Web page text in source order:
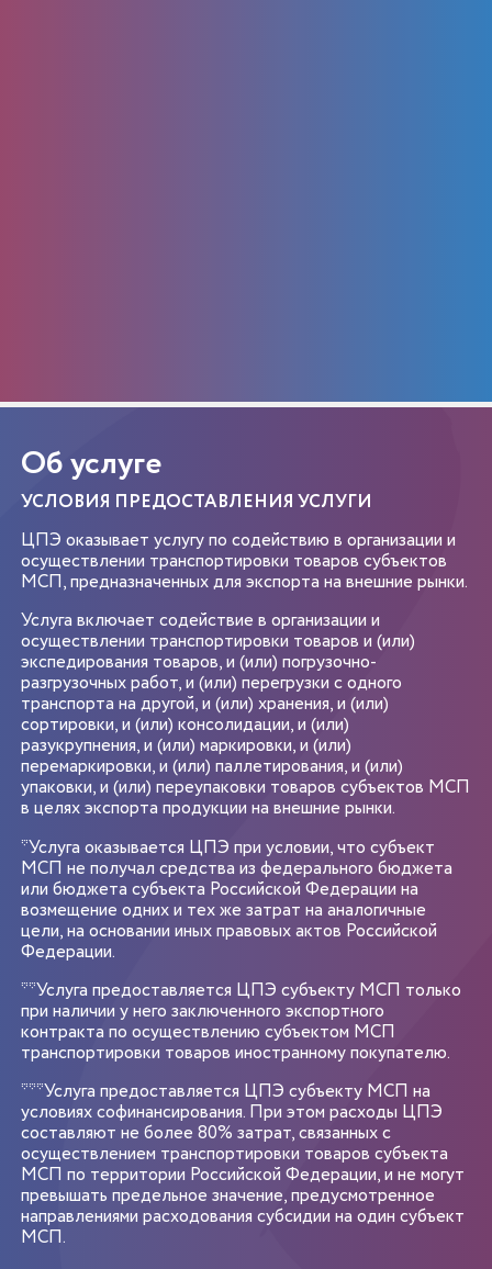
Об услуге
УСЛОВИЯ ПРЕДОСТАВЛЕНИЯ УСЛУГИ
ЦПЭ оказывает услугу по содействию в организации и
осуществлении транспортировки товаров субъектов
МСП, предназначенных для экспорта на внешние рынки.
Услуга включает содействие в организации и
осуществлении транспортировки товаров и (или)
экспедирования товаров, и (или) погрузочно-
разгрузочных работ, и (или) перегрузки с одного
транспорта на другой, и (или) хранения, и (или)
сортировки, и (или) консолидации, и (или)
разукрупнения, и (или) маркировки, и (или)
перемаркировки, и (или) паллетирования, и (или)
упаковки, и (или) переупаковки товаров субъектов МСП
в целях экспорта продукции на внешние рынки.
*Услуга оказывается ЦПЭ при условии, что субъект
МСП не получал средства из федерального бюджета
или бюджета субъекта Российской Федерации на
возмещение одних и тех же затрат на аналогичные
цели, на основании иных правовых актов Российской
Федерации.
**Услуга предоставляется ЦПЭ субъекту МСП только
при наличии у него заключенного экспортного
контракта по осуществлению субъектом МСП
транспортировки товаров иностранному покупателю.
***Услуга предоставляется ЦПЭ субъекту МСП на
условиях софинансирования. При этом расходы ЦПЭ
составляют не более 80% затрат, связанных с
осуществлением транспортировки товаров субъекта
МСП по территории Российской Федерации, и не могут
превышать предельное значение, предусмотренное
направлениями расходования субсидии на один субъект
МСП.